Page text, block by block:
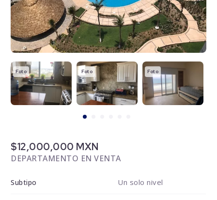
Foto Foto Foto
$12,000,000 MXN
DEPARTAMENTO EN VENTA
Subtipo Un solo nivel